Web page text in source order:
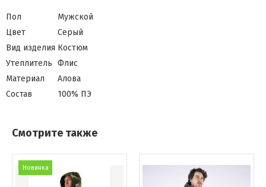
Пол
Мужской
Цвет
Серый
Вид изделия Костюм
Утеплитель Флис
Материал
Алова
Состав
100% ПЭ
Смотрите также
Новинка